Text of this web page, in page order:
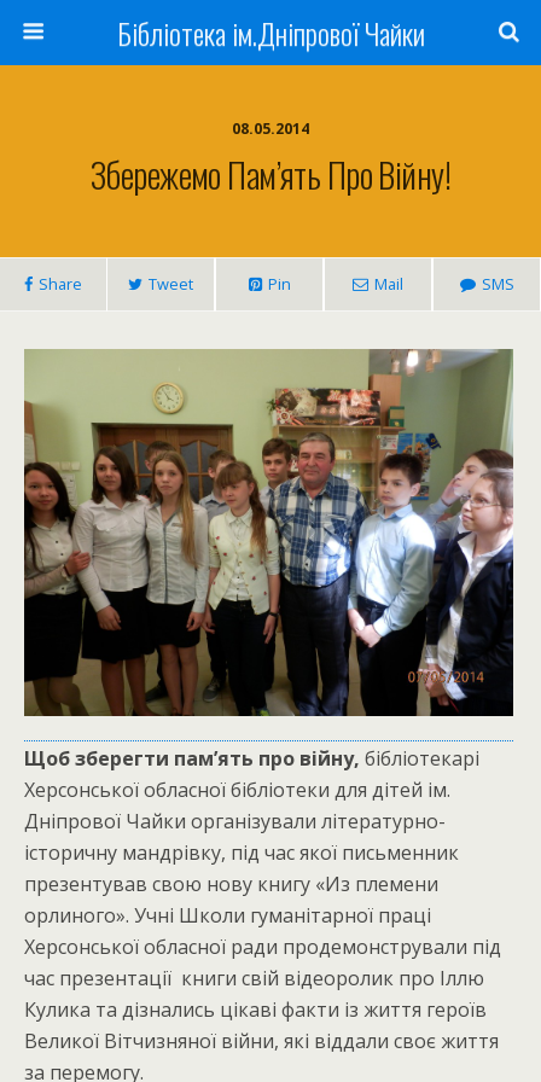
Бібліотека ім.Дніпрової Чайки
08.05.2014
Збережемо Пам’ять Про Війну!
Share Tweet Pin Mail SMS
Щоб зберегти пам’ять про війну, бібліотекарі
Херсонської обласної бібліотеки для дітей ім.
Дніпрової Чайки організували літературно-
історичну мандрівку, під час якої письменник
презентував свою нову книгу «Из племени
орлиного». Учні Школи гуманітарної праці
Херсонської обласної ради продемонстрували під
час презентації книги свій відеоролик про Іллю
Кулика та дізнались цікаві факти із життя героїв
Великої Вітчизняної війни, які віддали своє життя
за перемогу.